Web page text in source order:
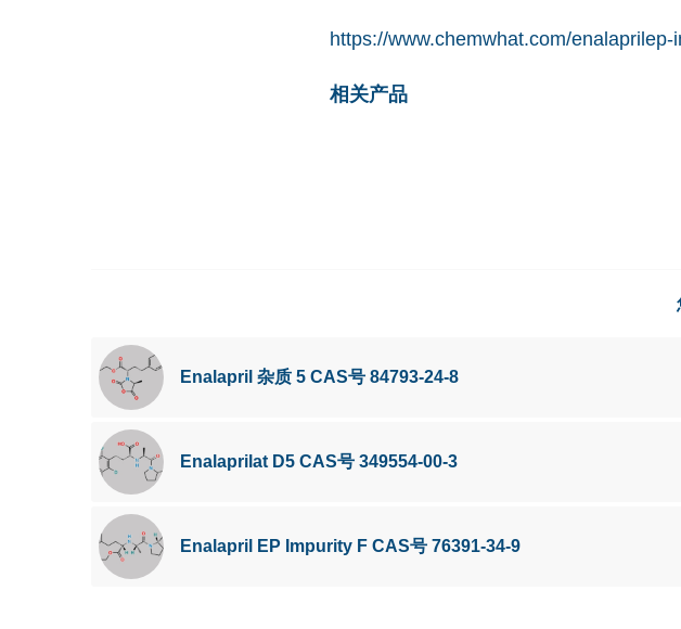
https://www.chemwhat.com/
相关产品
Enalapril 杂质 5 CAS号 84793-24-8
Enalaprilat D5 CAS号 349554-00-3
Enalapril EP Impurity F CAS号 76391-34-9